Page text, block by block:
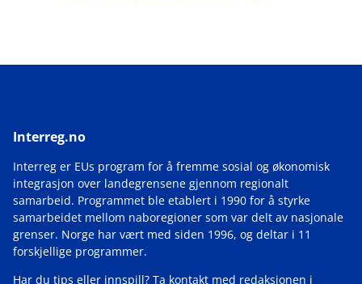
Interreg.no
Interreg er EUs program for å fremme sosial og økonomisk
integrasjon over landegrensene gjennom regionalt
samarbeid. Programmet ble etablert i 1990 for å styrke
samarbeidet mellom naboregioner som var delt av nasjonale
grenser. Norge har vært med siden 1996, og deltar i 11
forskjellige programmer.
Har du tips eller innspill? Ta kontakt med redaksjonen i